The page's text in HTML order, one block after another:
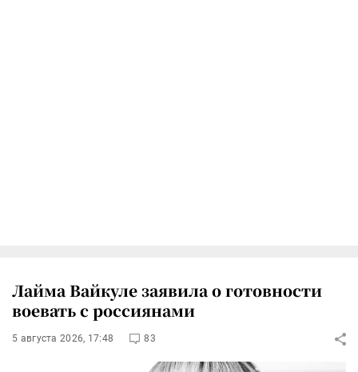
Лайма Вайкуле заявила о готовности
воевать с россиянами
5 августа 2026, 17:48 83